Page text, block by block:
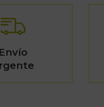
Envío